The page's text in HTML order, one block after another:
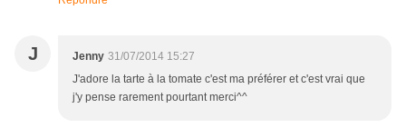
J Jenny 31/07/2014 15:27
J'adore la tarte à la tomate c'est ma préférer et c'est vrai que
j'y pense rarement pourtant merci^^